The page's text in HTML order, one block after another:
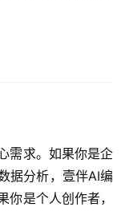
需求。如果你是企
据分析，壹伴AI编
是个人创作者，